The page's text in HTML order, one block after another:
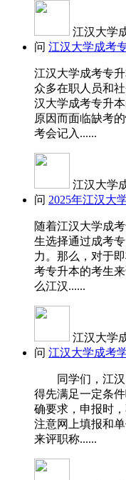
江汉大学
问 江汉大学成考
江汉大学成考专
众多在职人员和
汉大学成考专升
原因而面临缺考
考会记入......
江汉大学
问 2025年江汉大
随着江汉大学成
生选择通过成考
力。那么，对于
考专升本的考生
么江汉......
江汉大学
问 江汉大学成考
同学们，江汉
得先满足一定条
确要求，申报时
注意网上填报和
来评职称......